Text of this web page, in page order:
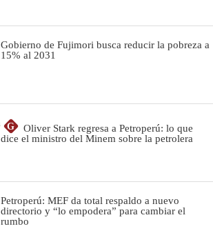
Gobierno de Fujimori busca reducir la pobreza a
15% al 2031
G
Oliver Stark regresa a Petroperú: lo que
dice el ministro del Minem sobre la petrolera
Petroperú: MEF da total respaldo a nuevo
directorio y “lo empodera” para cambiar el
rumbo